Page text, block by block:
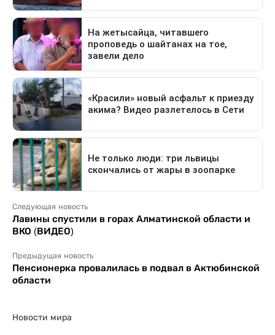
Следующая новость
Лавины спустили в горах Алматинской области и
ВКО (ВИДЕО)
Предыдущая новость
Пенсионерка провалилась в подвал в Актюбинской
области
Новости мира